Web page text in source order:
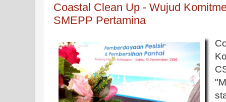
Coastal Clean Up - Wujud
SMEPP Pertamina